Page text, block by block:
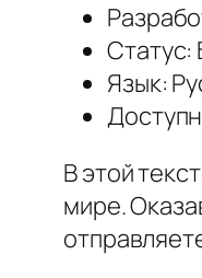
Статус:
Язык:
В этой
мире.